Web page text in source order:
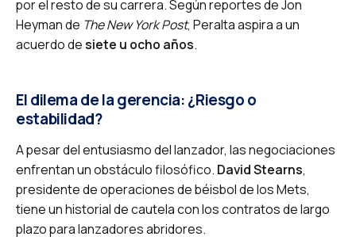
por el resto de su carrera. Según reportes de Jon
Heyman de The New York Post, Peralta aspira a un
acuerdo desiete u ocho años.
El dilema de la gerencia: ¿Riesgo o
estabilidad?
A pesar del entusiasmo del lanzador, las negociaciones
enfrentan un obstáculo filosófico. David Stearns,
presidente de operaciones de béisbol de los Mets,
tiene un historial de cautela con los contratos de largo
plazo para lanzadores abridores.